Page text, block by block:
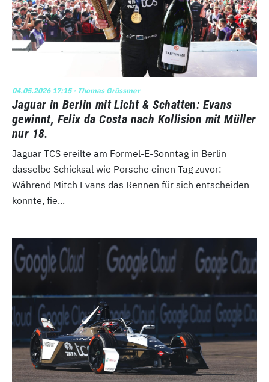
04.05.2026 17:15· Thomas Grüssmer
Jaguar in Berlin mit Licht & Schatten: Evans
gewinnt, Felix da Costa nach Kollision mit Müller
nur 18.
Jaguar TCS ereilte am Formel-E-Sonntag in Berlin
dasselbe Schicksal wie Porsche einen Tag zuvor:
Während Mitch Evans das Rennen für sich entscheiden
konnte, fie...